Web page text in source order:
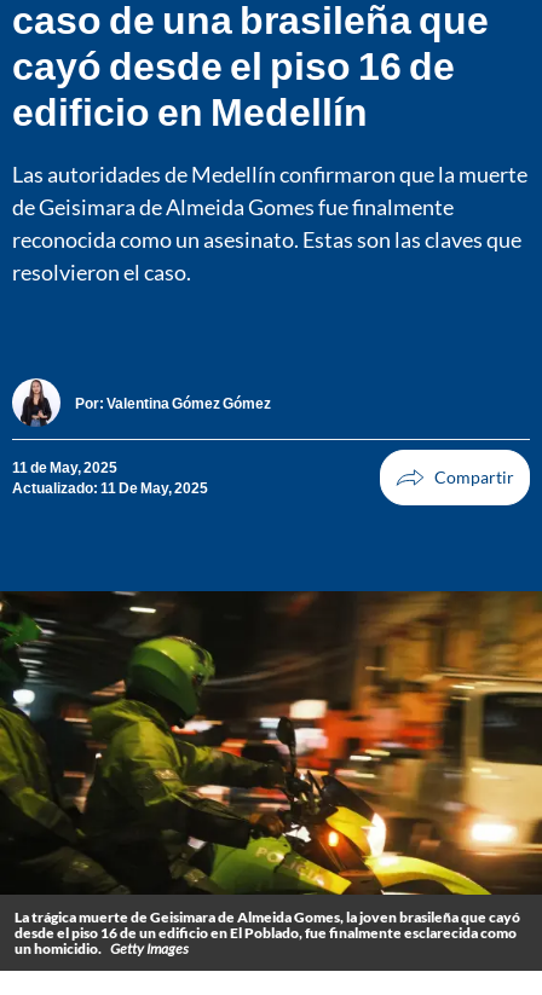
caso de una brasileña que
cayó desde el piso 16 de
edificio en Medellín
Las autoridades de Medellín confirmaron que la muerte
de Geisimara de Almeida Gomes fue finalmente
reconocida como un asesinato. Estas son las claves que
resolvieron el caso.
Por: Valentina Gómez Gómez
11 de May, 2025
Actualizado: 11 De May, 2025
La trágica muerte de Geisimara de Almeida Gomes, la joven brasileña que cayó
desde el piso 16 de un edificio en El Poblado, fue finalmente esclarecida como
un homicidio. Getty Images